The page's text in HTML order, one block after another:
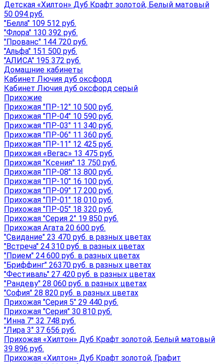
Детская «Хилтон» Дуб Крафт золотой, Белый матовый
50 094 руб.
"Белла" 109 512 руб.
"Флора" 130 392 руб.
"Прованс" 144 720 руб.
"Альфа" 151 500 руб.
"АЛИСА" 195 372 руб.
Домашние кабинеты
Кабинет Лючия дуб оксфорд
Кабинет Лючия дуб оксфорд серый
Прихожие
Прихожая "ПР-12" 10 500 руб.
Прихожая "ПР-04" 10 590 руб.
Прихожая "ПР-03" 11 340 руб.
Прихожая "ПР-06" 11 360 руб.
Прихожая "ПР-11" 12 425 руб.
Прихожая «Вегас» 13 475 руб.
Прихожая "Ксения" 13 750 руб.
Прихожая "ПР-08" 13 800 руб.
Прихожая "ПР-10" 16 100 руб.
Прихожая "ПР-09" 17 200 руб.
Прихожая "ПР-01" 18 010 руб.
Прихожая "ПР-05" 18 320 руб.
Прихожая "Серия 2" 19 850 руб.
Прихожая Агата 20 600 руб.
"Свидание" 23 470 руб. в разных цветах
"Встреча" 24 310 руб. в разных цветах
"Прием" 24 600 руб. в разных цветах
"Бриффинг" 26370 руб. в разных цветах
"Фестиваль" 27 420 руб. в разных цветах
"Рандеву" 28 060 руб. в разных цветах
"София" 28 820 руб. в разных цветах
Прихожая "Серия 5" 29 440 руб.
Прихожая "Серия" 30 810 руб.
"Инна 7" 32 748 руб.
"Лира 3" 37 656 руб.
Прихожая «Хилтон» Дуб Крафт золотой, Белый матовый
39 896 руб.
Прихожая «Хилтон» Дуб Крафт золотой, Графит